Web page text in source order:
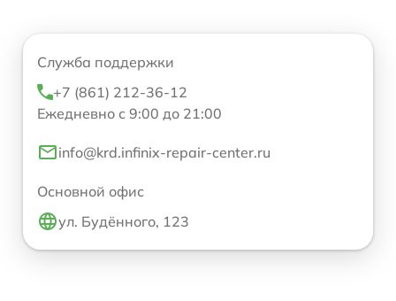
Служба поддержки
+7 (861) 212-36-12
Ежедневно с 9:00 до 21:00
info@krd.infinix-repair-center.ru
Основной офис
ул. Будённого, 123